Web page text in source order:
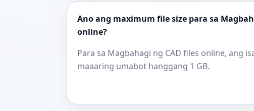
Ano ang maximum file size para sa
online?
Para sa Magbahagi ng CAD files online, ang
maaaring umabot hanggang 1 GB.